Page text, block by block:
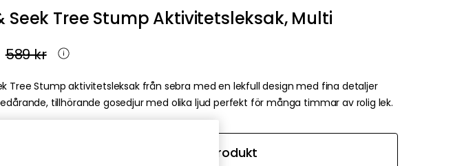
Seek Tree Stump Aktivitetsleksak, Multi
589 kr
Tree Stump aktivitetsleksak från sebra med en lekfull design med fina detaljer
tillhörande gosedjur med olika ljud perfekt för många timmar av rolig lek.
Bevaka produkt